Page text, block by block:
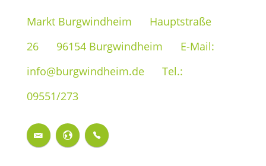
Markt Burgwindheim
Hauptstraße
26
96154 Burgwindheim
E-Mail:
info@burgwindheim.de
Tel.:
09551/273